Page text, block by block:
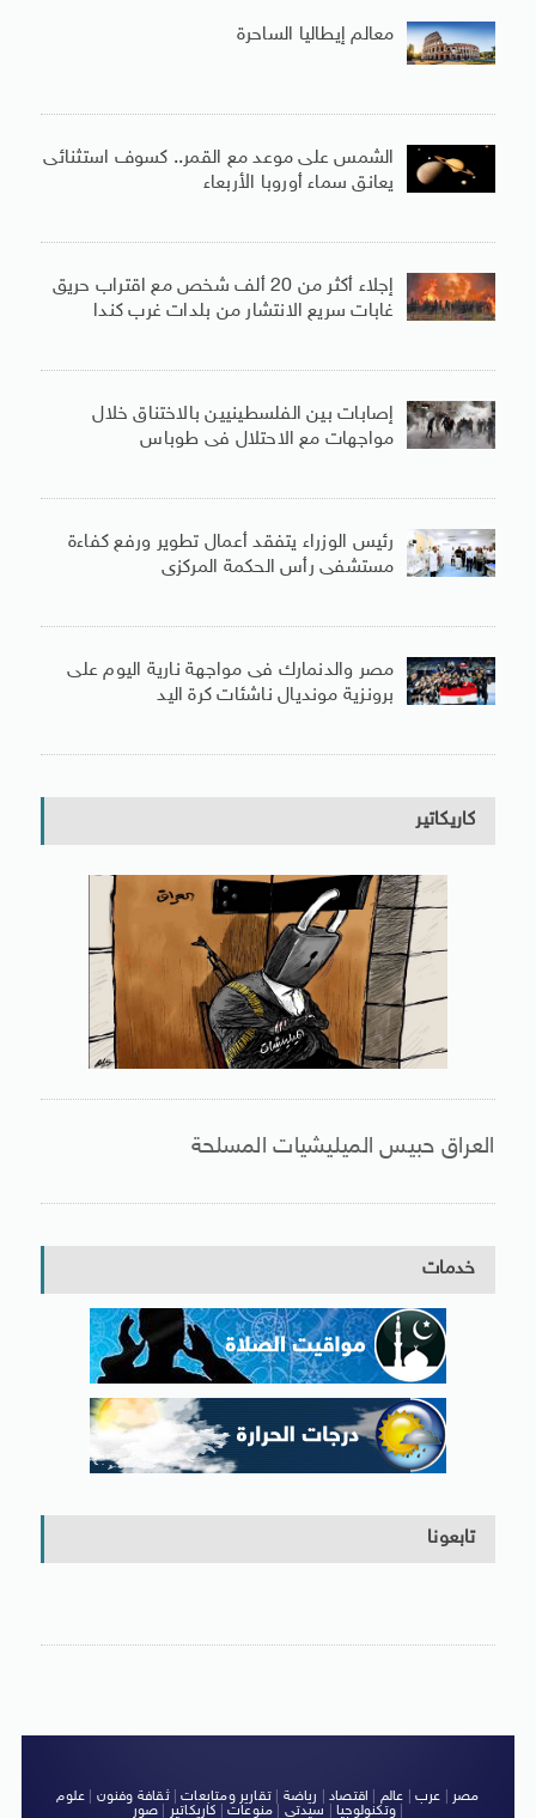
معالم إيطاليا الساحرة
الشمس على موعد مع القمر.. كسوف استثنائى
يعانق سماء أوروبا الأربعاء
إجلاء أكثر من 20 ألف شخص مع اقتراب حريق
غابات سريع الانتشار من بلدات غرب كندا
إصابات بين الفلسطينيين بالاختناق خلال
مواجهات مع الاحتلال فى طوباس
رئيس الوزراء يتفقد أعمال تطوير ورفع كفاءة
مستشفى رأس الحكمة المركزى
مصر والدنمارك فى مواجهة نارية اليوم على
برونزية مونديال ناشئات كرة اليد
كاريكاتير
العراق حبيس الميليشيات المسلحة
خدمات
تابعونا
مصر عرب عالم اقتصاد رياضة |تقارير ومتابعات|ثقافة وفنون
علوم
وتكنولوجيا| سيدتى منوعات كاريكاتير صور |